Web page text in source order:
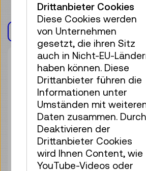
AUSSTELLUNG(EN)
Drittanbieter Cookies
Diese Cookies werden
von Unternehmen
gesetzt, die ihren Sitz
auch in Nicht-EU-
haben können. Diese
Drittanbieter führen die
Informationen unter
Umständen mit
Daten zusammen. Durch
Deaktivieren der
Drittanbieter Cookies
wird Ihnen Content, wie
YouTube-Videos oder